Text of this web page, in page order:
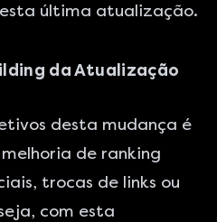
última atualização.
da Atualização
desta mudança é
de ranking
trocas de links ou
com esta